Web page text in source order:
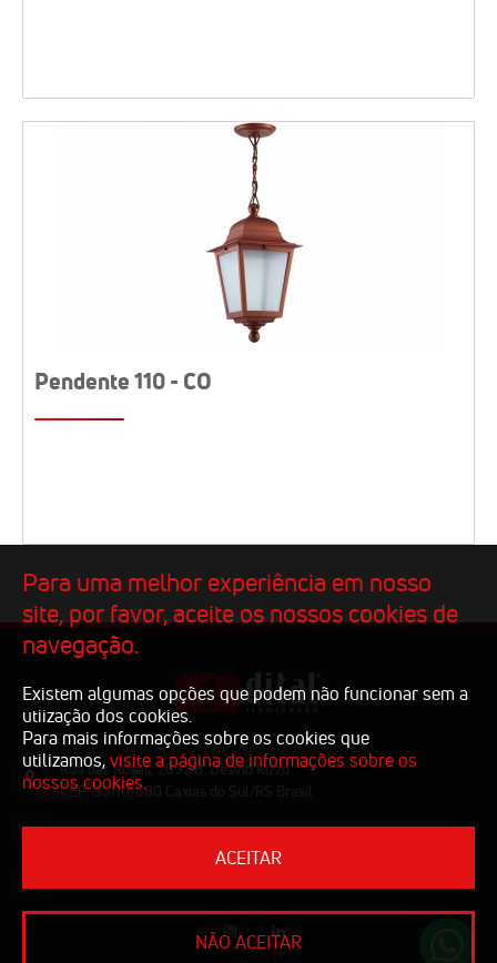
Pendente 110 - CO
Rua das Rosas, 2092 B. Desvio Rizzo
CEP: 95110-680 Caxias do Sul/RS Brasil
comercial@dital.com.br
Para uma melhor experiência em nosso
site, por favor, aceite os nossos cookies de
navegação.
Existem algumas opções que podem não funcionar sem a
utiização dos cookies.
Para mais informações sobre os cookies que
utilizamos, visite a página de informações sobre os
nossos cookies.
ACEITAR
NÃO ACEITAR